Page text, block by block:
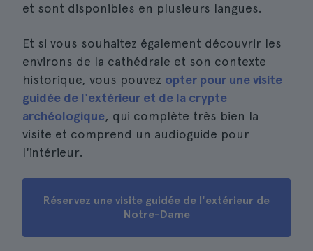
et sont disponibles en plusieurs langues.
Et si vous souhaitez également découvrir les
environs de la cathédrale et son contexte
historique, vous pouvez opter pour une visite
guidée de l'extérieur et de la crypte
archéologique, qui complète très bien la
visite et comprend un audioguide pour
l'intérieur.
Réservez une visite guidée de l'extérieur de
Notre-Dame